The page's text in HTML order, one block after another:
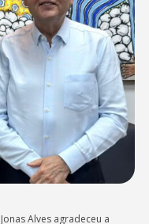
Alves agradeceu a